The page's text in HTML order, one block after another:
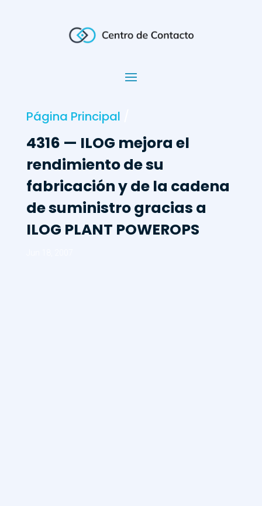
Página Principal
4316 — ILOG mejora el
rendimiento de su
fabricación y de la cadena
de suministro gracias a
ILOG PLANT POWEROPS